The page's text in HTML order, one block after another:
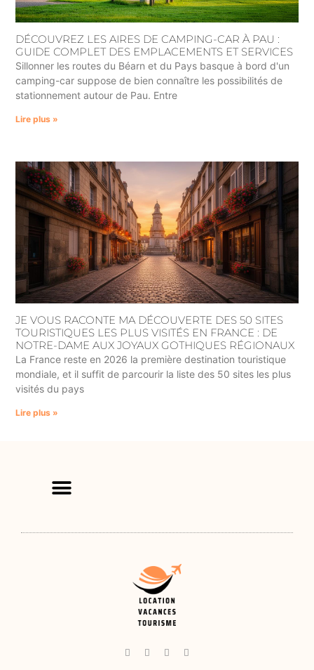
DÉCOUVREZ LES AIRES DE CAMPING-CAR À PAU :
GUIDE COMPLET DES EMPLACEMENTS ET SERVICES
Sillonner les routes du Béarn et du Pays basque à bord d'un
camping-car suppose de bien connaître les possibilités de
stationnement autour de Pau. Entre
Lire plus »
JE VOUS RACONTE MA DÉCOUVERTE DES 50 SITES
TOURISTIQUES LES PLUS VISITÉS EN FRANCE : DE
NOTRE-DAME AUX JOYAUX GOTHIQUES RÉGIONAUX
La France reste en 2026 la première destination touristique
mondiale, et il suffit de parcourir la liste des 50 sites les plus
visités du pays
Lire plus »